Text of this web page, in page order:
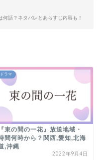
話？ネタバレとあらすじ内容も！
ドラマ
『束の間の一花』放送地域・
間何時から？関西,愛知,北海
,沖縄
2022年9月4日